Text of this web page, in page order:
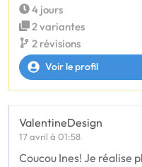
4 jours
2 variantes
2 révisions
Voir le profil
ValentineDesign
17 avril à 01:58
Coucou Ines! Je réalise